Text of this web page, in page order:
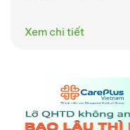
Xem chi tiết